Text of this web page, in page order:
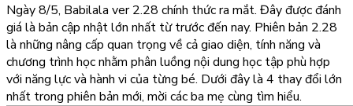
Ngày 8/5, Babilala ver 2.28 chính thức ra mắt. Đây được đánh
giá là bản cập nhật lớn nhất từ trước đến nay. Phiên bản 2.28
là những nâng cấp quan trọng về cả giao diện, tính năng và
chương trình học nhằm phân luồng nội dung học tập phù hợp
với năng lực và hành vi của từng bé. Dưới đây là 4 thay đổi lớn
nhất trong phiên bản mới, mời các ba mẹ cùng tìm hiểu.